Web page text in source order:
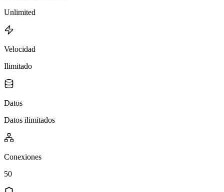
Unlimited
Velocidad
Ilimitado
Datos
Datos ilimitados
Conexiones
50